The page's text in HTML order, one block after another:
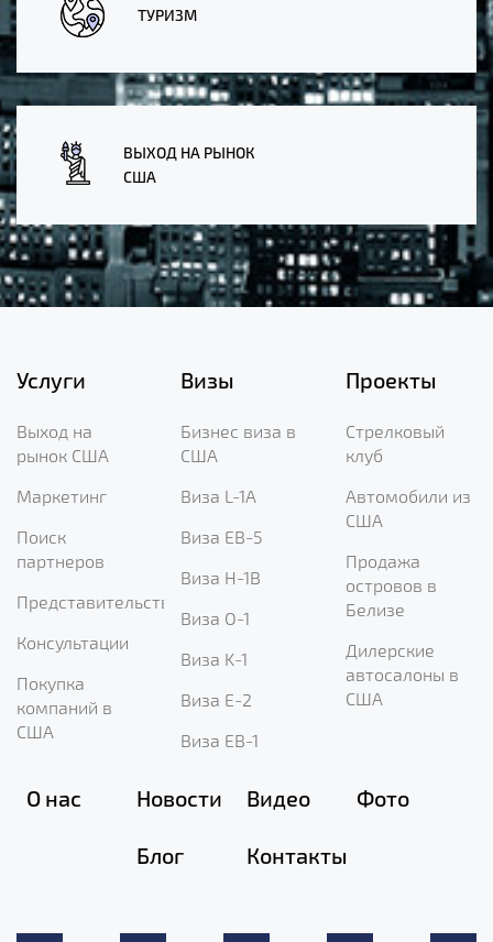
ТУРИЗМ
ВЫХОД НА РЫНОК
США
Услуги
Выход на
рынок США
Маркетинг
Поиск
партнеров
Представительство
Консультации
Покупка
компаний в
США
Визы
Бизнес виза в
США
Виза L-1A
Виза EB-5
Виза H-1B
Виза O-1
Виза K-1
Виза E-2
Виза EB-1
Проекты
Стрелковый
клуб
Автомобили из
США
Продажа
островов в
Белизе
Дилерские
автосалоны в
США
О нас Новости Видео Фото
Блог Контакты